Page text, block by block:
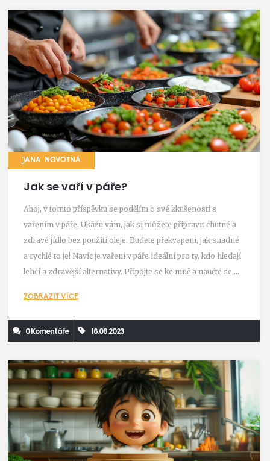
JANA NOVOTNÁ
Jak se vaří v páře?
Ahoj, v tomto příspěvku se podělím o své zkušenosti s
vařením v páře. Ukážu vám, jak si můžete připravit chutné a
zdravé jídlo bez použití oleje. Budete překvapeni, jak snadné
a rychlé to je! Navíc je vaření v páře ideální pro ty, kdo hledají
lehčí a zdravější alternativy. Připojte se ke mně a naučte se,
ZOBRAZIT VÍCE
0 Komentáře 16.08.2023